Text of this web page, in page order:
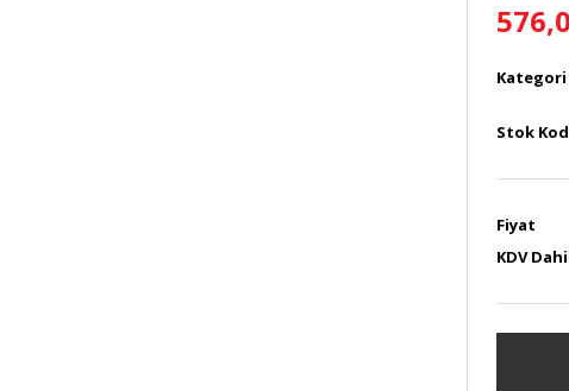
Kategori
Stok
Fiyat
KDV